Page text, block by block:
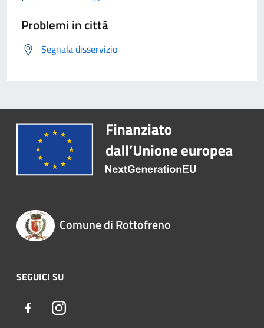
Problemi in città
Segnala disservizio
Comune di Rottofreno
SEGUICI SU
FacebookInstagram